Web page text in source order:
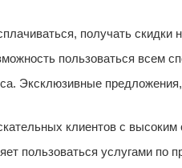
получать скидки
пользоваться всем
Эксклюзивные
клиентов с
пользоваться услугами по